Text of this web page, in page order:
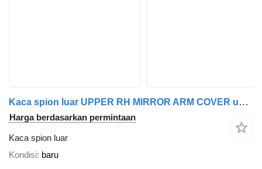
Kaca spion luar UPPER RH MIRROR ARM COVER untuk tractor head Volvo FH4 / FH5
Harga berdasarkan permintaan
Kaca spion luar
Kondisi baru